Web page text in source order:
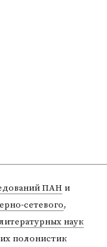
ПАН и
сетевого,
наук
полонистик